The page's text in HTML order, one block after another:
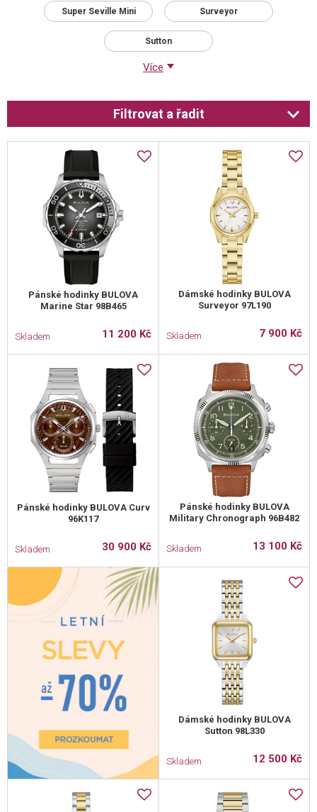
Super Seville Mini Surveyor
Sutton
Více
Filtrovat a řadit
Pánské hodinky BULOVA
Marine Star 98B465
Skladem 11 200 Kč
Dámské hodinky BULOVA
Surveyor 97L190
Skladem 7 900 Kč
Pánské hodinky BULOVA Curv
96K117
Skladem 30 900 Kč
Pánské hodinky BULOVA
Military Chronograph 96B482
Skladem 13 100 Kč
Dámské hodinky BULOVA
Sutton 98L330
Skladem 12 500 Kč